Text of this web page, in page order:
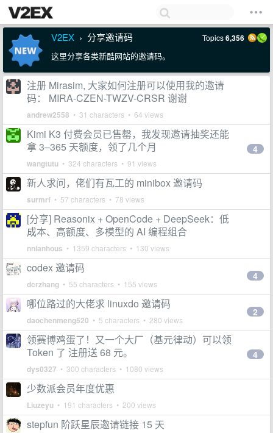
V2EX › 分享邀请码 Topics6,356
这里分享各类新酷网站的邀请码。
注册 Mirasim, 大家如何注册可以使用我的邀请
码： MIRA-CZEN-TWZV-CRSR 谢谢
andrew2558 • 31 characters • 64 views
Kimi K3 付费会员已售罄，我发现邀请抽奖还能
拿 3–365 天额度，领了几个月
wangtutu • 324 characters • 91 views
4
新人求问，佬们有瓦工的 minibox 邀请码
surmrf • 57 characters • 78 views
[分享] Reasonix + OpenCode + DeepSeek：低
成本、高额度、多模型的 AI 编程组合
nnianhous • 1359 characters • 130 views
codex 邀请码
dcrzhang • 55 characters • 155 views
4
哪位路过的大佬求 linuxdo 邀请码
daochenmeng520 • 5 characters • 280 views
2
领赛博鸡蛋了！又一个大厂（基元律动）可以领
Token 了 注册送 68 元。
dys0327 • 300 characters • 1080 views
4
少数派会员年度优惠
Liuzeyu • 191 characters • 200 views
stepfun 阶跃星辰邀请链接 15 天